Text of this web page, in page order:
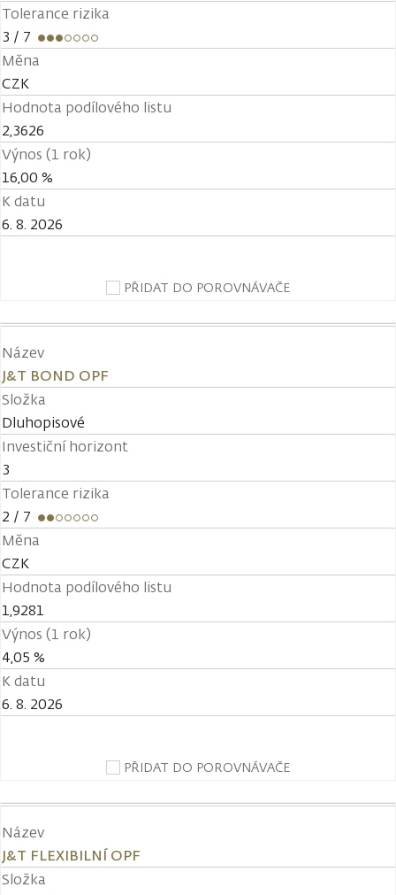
Tolerance rizika
3 / 7
Měna
CZK
Hodnota podílového listu
2,3626
Výnos (1 rok)
16,00 %
K datu
6. 8. 2026
PŘIDAT DO POROVNÁVAČE
Název
J&T BOND OPF
Složka
Dluhopisové
Investiční horizont
3
Tolerance rizika
2 / 7
Měna
CZK
Hodnota podílového listu
1,9281
Výnos (1 rok)
4,05 %
K datu
6. 8. 2026
PŘIDAT DO POROVNÁVAČE
Název
J&T FLEXIBILNÍ OPF
Složka